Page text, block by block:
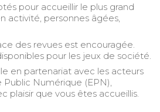
pour accueillir le plus grand
activité, personnes âgées,
des revues est encouragée.
pour les jeux de société.
en partenariat avec les acteurs
Public Numérique (EPN),
plaisir que vous êtes accueillis.